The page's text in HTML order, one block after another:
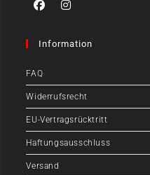
Information
FAQ
Widerrufsrecht
EU-Vertragsrücktritt
Haftungsausschluss
Versand